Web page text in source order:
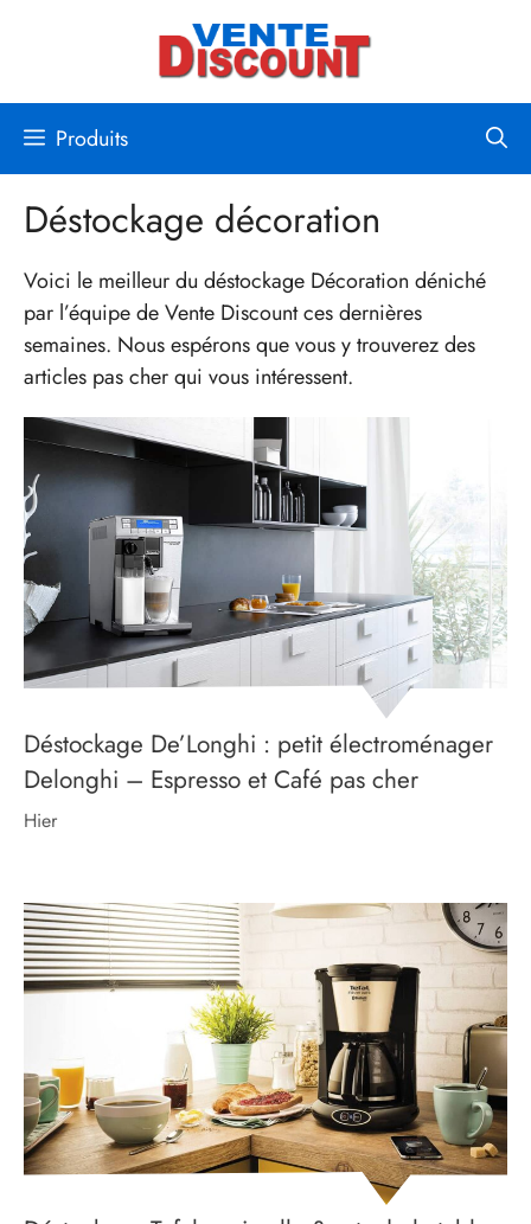
Produits
Déstockage décoration
Voici le meilleur du déstockage Décoration déniché
par l’équipe de Vente Discount ces dernières
semaines. Nous espérons que vous y trouverez des
articles pas cher qui vous intéressent.
Déstockage De’Longhi : petit électroménager
Delonghi – Espresso et Café pas cher
hier